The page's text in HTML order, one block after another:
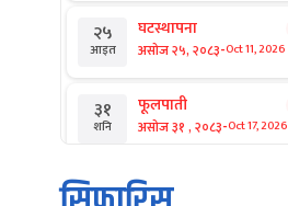
२५
आइत
घटस्थापना
असोज २५, २०८३-Oct 11, 2026
३१
शनि
फूलपाती
असोज ३१ , २०८३-Oct 17, 2026
१ कार्तिक सङ्क्रान्ति